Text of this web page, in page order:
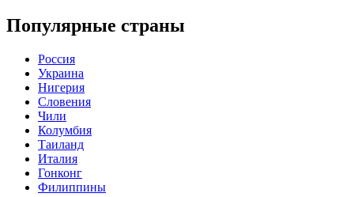
Популярные страны
Россия
Украина
Нигерия
Словения
Чили
Колумбия
Таиланд
Италия
Гонконг
Филиппины